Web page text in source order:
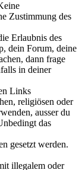
Zustimmung des
Erlaubnis des
dein Forum, deine
dann frage
in deiner
Links
religiösen oder
ausser du
das
gesetzt werden.
illegalem oder